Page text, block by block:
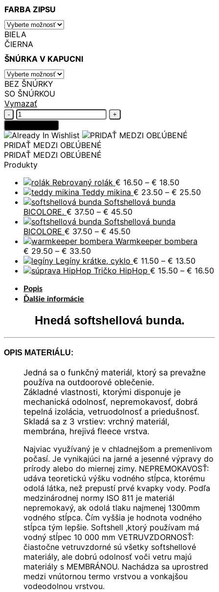
FARBA ZIPSU
BIELA
ČIERNA
ŠNÚRKA V KAPUCNI
BEZ ŠNÚRKY
SO ŠNÚRKOU
Vymazať
množstvo
Softshellová
bunda
HNEDÁ
KOŇAK
PRIDAŤ MEDZI OBĽÚBENÉ
PRIDAŤ MEDZI OBĽÚBENÉ
Produkty
Rebrovaný rolák € 16.50 – € 18.50
range:
Teddy mikina € 23.50 – € 25.50
Softshellová bunda
BICOLORE. € 37.50 – € 45.50
range:
through
Softshellová bunda
BICOLORE € 37.50 – € 45.50
range:
through
€ 45.50
Warmkeeper bombera
€ 29.50 – € 33.50
range:
€ 29.50
Legíny krátke, cyklo € 11.50 – € 13.50
range:
Tričko HipHop € 15.50 – € 16.50
Popis
Ďalšie informácie
Hnedá softshellová bunda.
OPIS MATERIÁLU:
Jedná sa o funkčný materiál, ktorý sa prevažne
používa na outdoorové oblečenie.
Základné vlastnosti, ktorými disponuje je
mechanická odolnosť, nepremokavosť, dobrá
tepelná izolácia, vetruodolnosť a priedušnosť.
Skladá sa z 3 vrstiev: vrchný materiál,
membrána, hrejivá fleece vrstva.
Najviac využívaný je v chladnejšom a premenlivom
počasí. Je vynikajúci na jarné a jesenné výpravy do
prírody alebo do miernej zimy. NEPREMOKAVOSŤ:
udáva teoretickú výšku vodného stĺpca, ktorému
odolá látka, než prepustí prvé kvapky vody. Podľa
medzinárodnej normy ISO 811 je materiál
nepremokavý, ak odolá tlaku najmenej 1300mm
vodného stĺpca. Čím vyššia je hodnota vodného
stĺpca tým lepšie. Softshell ,ktorý používam má
vodný stĺpec 10 000 mm VETRUVZDORNOSŤ:
čiastočne vetruvzdorné sú všetky softshellové
materiály, ale dobrú odolnosť voči vetru majú
materiály s MEMBRÁNOU. Nachádza sa uprostred
medzi vnútornou termo vrstvou a vonkajšou
vodeodolnou vrstvou.